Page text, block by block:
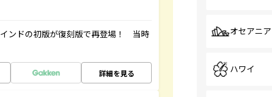
ンドの初版が復刻版で再登場！ 当時
詳細を見る
オセアニア
ハワイ